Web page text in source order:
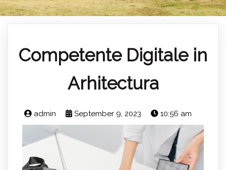
Competente Digitale in
Arhitectura
admin September 9, 2023 10:56 am